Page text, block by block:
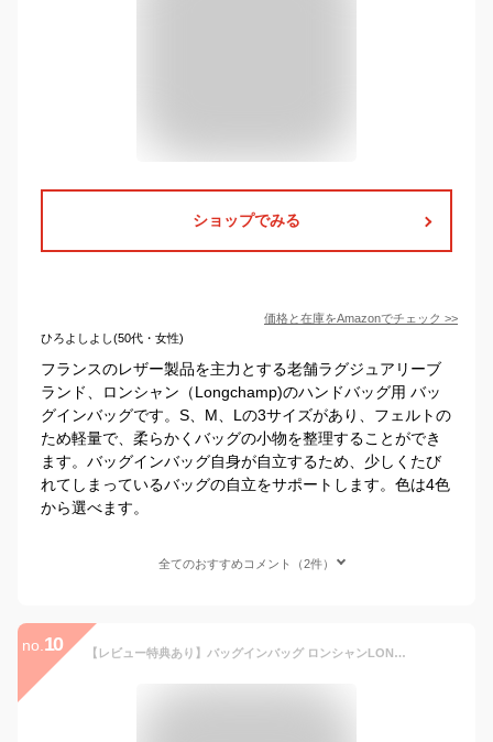
ショップでみる
価格と在庫をAmazonでチェック >>
ひろよしよし(50代・女性)
フランスのレザー製品を主力とする老舗ラグジュアリーブ
ランド、ロンシャン（Longchamp)のハンドバッグ用 バッ
グインバッグです。S、M、Lの3サイズがあり、フェルトの
ため軽量で、柔らかくバッグの小物を整理することができ
ます。バッグインバッグ自身が自立するため、少しくたび
れてしまっているバッグの自立をサポートします。色は4色
から選べます。
全てのおすすめコメント（2件）
no. 10 【レビュー特典あり】バッグインバッグ ロンシャンLONGCHAMPインナーバッグ用バッグインバッグ 水筒ポケット自立 縦型 小さめ 軽い軽量 整理 仕切りファスナー付き大きめ収納大容量バックインバック